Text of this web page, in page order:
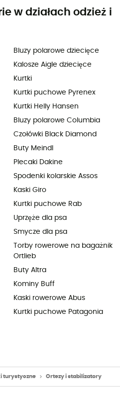
w działach odzież i
Bluzy polarowe dziecięce
Kalosze Aigle dziecięce
Kurtki
Kurtki puchowe Pyrenex
Kurtki Helly Hansen
Bluzy polarowe Columbia
Czołówki Black Diamond
Buty Meindl
Plecaki Dakine
Spodenki kolarskie Assos
Kaski Giro
Kurtki puchowe Rab
Uprzęże dla psa
Smycze dla psa
Torby rowerowe na bagażnik
Ortlieb
Buty Altra
Kominy Buff
Kaski rowerowe Abus
Kurtki puchowe Patagonia
turystyczne Ortezy i stabilizatory